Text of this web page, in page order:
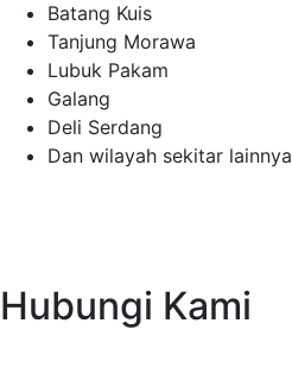
Batang Kuis
Tanjung Morawa
Lubuk Pakam
Galang
Deli Serdang
Dan wilayah sekitar lainnya
Hubungi Kami